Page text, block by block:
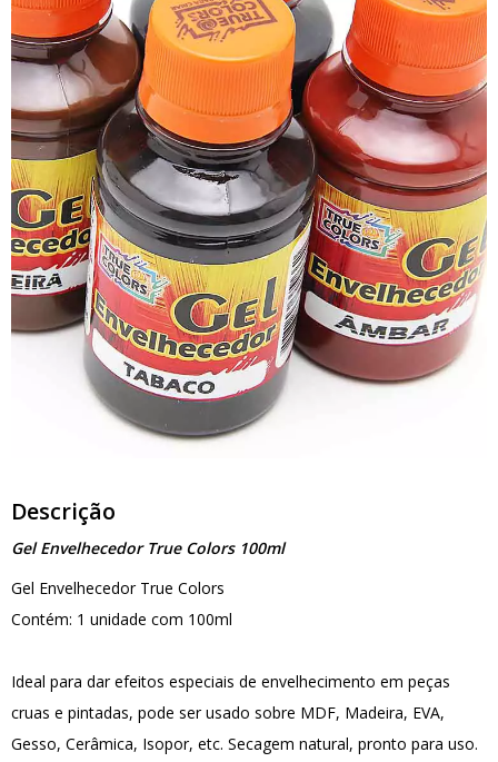
Descrição
Gel Envelhecedor True Colors 100ml
Gel Envelhecedor True Colors
Contém: 1 unidade com 100ml
Ideal para dar efeitos especiais de envelhecimento em peças
cruas e pintadas, pode ser usado sobre MDF, Madeira, EVA,
Gesso, Cerâmica, Isopor, etc. Secagem natural, pronto para uso.